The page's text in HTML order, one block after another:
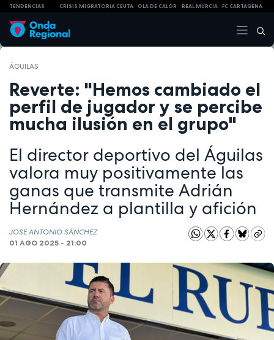
TENDENCIAS CRISIS MIGRATORIA CEUTA OLA DE CALOR REAL MURCIA FC CARTAGENA
ÁGUILAS
Reverte: "Hemos cambiado el
perfil de jugador y se percibe
mucha ilusión en el grupo"
El director deportivo del Águilas
valora muy positivamente las
ganas que transmite Adrián
Hernández a plantilla y afición
JOSE ANTONIO SÁNCHEZ
01 AGO 2025 - 21:00